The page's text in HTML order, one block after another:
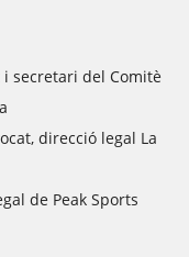
i secretari del Comitè
direcció legal La
de Peak Sports